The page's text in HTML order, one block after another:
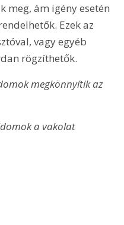
meg, ám igény esetén
Ezek az
vagy egyéb
rögzíthetők.
megkönnyítik az
a vakolat